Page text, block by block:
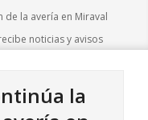
la avería en Miraval
noticias y avisos
la